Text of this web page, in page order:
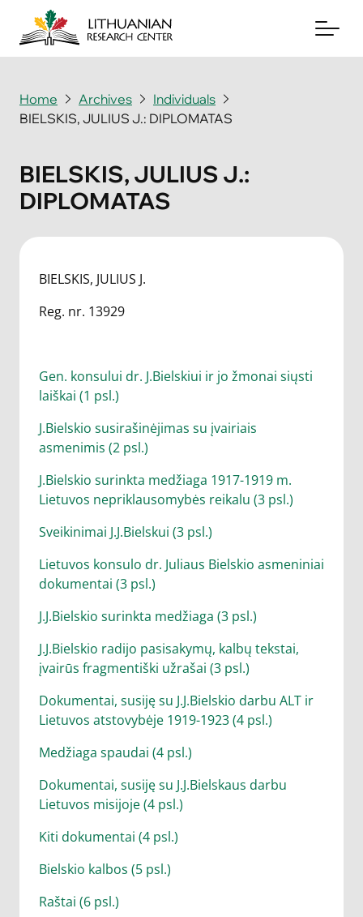
About
Periodicals
Books
News & Events
Support Us
Home Archives
Individuals
BIELSKIS, JULIUS J.: DIPLOMATAS
BIELSKIS, JULIUS J.:
DIPLOMATAS
BIELSKIS, JULIUS J.
Reg. nr. 13929
Gen. konsului dr. J.Bielskiui ir jo žmonai siųsti
laiškai (1 psl.)
J.Bielskio susirašinėjimas su įvairiais
asmenimis (2 psl.)
J.Bielskio surinkta medžiaga 1917-1919 m.
Lietuvos nepriklausomybės reikalu (3 psl.)
Sveikinimai J.J.Bielskui (3 psl.)
Lietuvos konsulo dr. Juliaus Bielskio asmeniniai
dokumentai (3 psl.)
J.J.Bielskio surinkta medžiaga (3 psl.)
J.J.Bielskio radijo pasisakymų, kalbų tekstai,
įvairūs fragmentiški užrašai (3 psl.)
Dokumentai, susiję su J.J.Bielskio darbu ALT ir
Lietuvos atstovybėje 1919-1923 (4 psl.)
Medžiaga spaudai (4 psl.)
Dokumentai, susiję su J.J.Bielskaus darbu
Lietuvos misijoje (4 psl.)
Kiti dokumentai (4 psl.)
Bielskio kalbos (5 psl.)
Raštai (6 psl.)